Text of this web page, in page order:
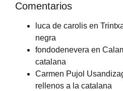
Comentarios
luca de carolis en
negra
fondodenevera en
catalana
Carmen Pujol
rellenos a la catalana